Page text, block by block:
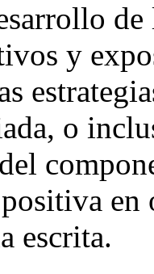
y
o
en
escrita.